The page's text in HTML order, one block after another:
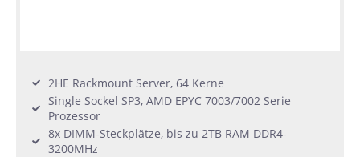
2HE Rackmount Server, 64 Kerne
Single Sockel SP3, AMD EPYC 7003/7002 Serie
Prozessor
8x DIMM-Steckplätze, bis zu 2TB RAM DDR4-
3200MHz